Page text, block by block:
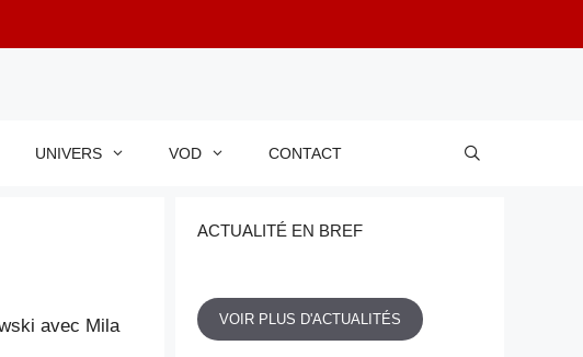
UNIVERS VOD CONTACT
ACTUALITÉ EN BREF
VOIR PLUS D'ACTUALITÉS